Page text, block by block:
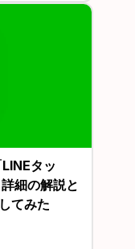
タッ
細の解説と
てみた